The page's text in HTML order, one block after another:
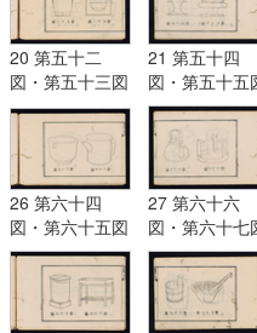
20 第五十二
図・第五十三図
21 第五十四
図・第五十五
26 第六十四
図・第六十五図
27 第六十六
図・第六十七